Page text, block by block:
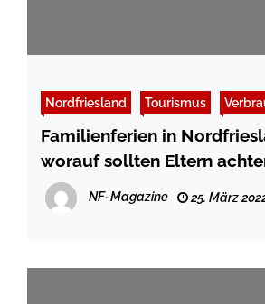
Nordfriesland Tourismus
Familienferien in
worauf sollten Eltern
NF-Magazine 25. März